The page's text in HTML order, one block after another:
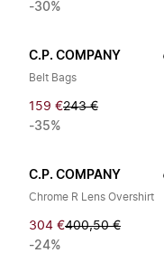
-30%
C.P. COMPANY
Belt Bags
159 €243 €
-35%
C.P. COMPANY
Chrome R Lens Overshirt
304 €400,50 €
-24%